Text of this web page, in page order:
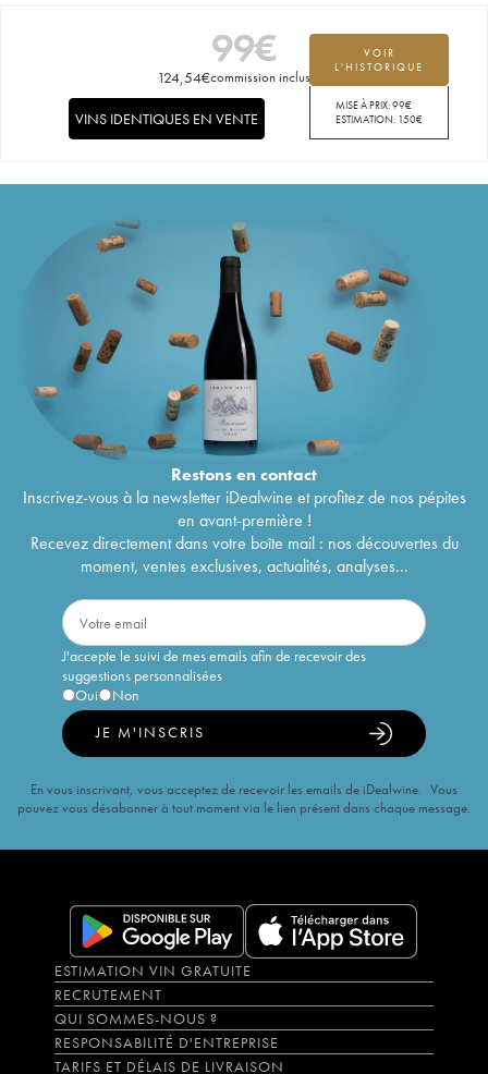
99€
124,54€commission incluse
VOIR
L'HISTORIQUE
MISE À PRIX:99€
ESTIMATION: 150€
VINS IDENTIQUES EN VENTE
Restons encontact
Inscrivez-vous à la newsletter iDealwine et profitez de nos pépites
en avant-première !
Recevez directement dans votre boîte mail : nos découvertes du
moment, ventes exclusives, actualités, analyses...
J'accepte le suivi de mes emails afin de recevoir des
suggestions personnalisées
Oui
Non
JE M'INSCRIS
En vous inscrivant, vous acceptez de recevoir les emails de iDealwine. Vous
pouvez vous désabonner à tout moment via le lien présent dans chaque message.
ESTIMATION VIN GRATUITE
RECRUTEMENT
QUI SOMMES-NOUS ?
RESPONSABILITÉ D'ENTREPRISE
TARIFS ET DÉLAIS DE LIVRAISON